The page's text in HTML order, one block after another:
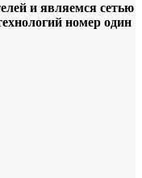
и являемся сетью
номер один